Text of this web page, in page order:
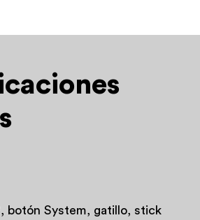
botón System, gatillo, stick